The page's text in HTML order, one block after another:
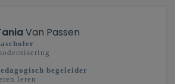
Van Passen
begeleider
leren